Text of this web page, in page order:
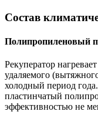
Состав
Полипропиленовый
Рекуператор
удаляемого
холодный период
пластинчатый
эффективностью не